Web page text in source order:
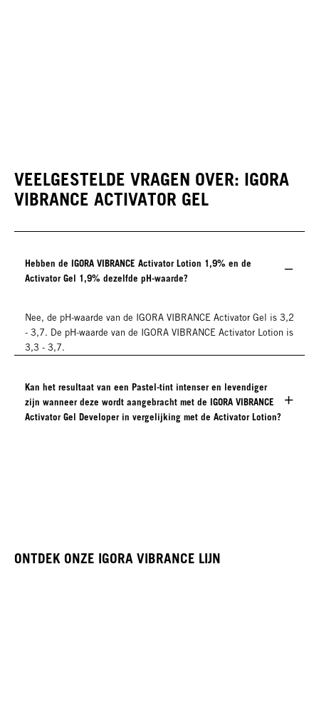
VEELGESTELDE VRAGEN OVER: IGORA
VIBRANCE ACTIVATOR GEL
Hebben de IGORA VIBRANCE Activator Lotion 1,9% en de
Activator Gel 1,9% dezelfde pH-waarde?
Nee, de pH-waarde van de IGORA VIBRANCE Activator Gel is 3,2
- 3,7. De pH-waarde van de IGORA VIBRANCE Activator Lotion is
3,3 - 3,7.
Kan het resultaat van een Pastel-tint intenser en levendiger
zijn wanneer deze wordt aangebracht met de IGORA VIBRANCE
Activator Gel Developer in vergelijking met de Activator Lotion?
ONTDEK ONZE IGORA VIBRANCE LIJN